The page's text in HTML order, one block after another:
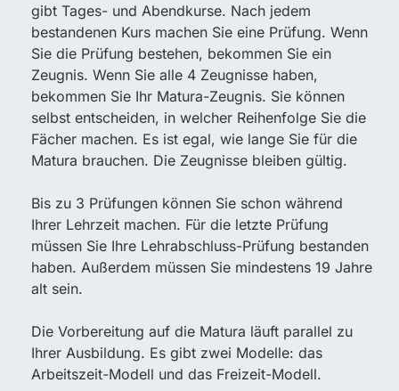
gibt Tages- und Abendkurse. Nach jedem
bestandenen Kurs machen Sie eine Prüfung. Wenn
Sie die Prüfung bestehen, bekommen Sie ein
Zeugnis. Wenn Sie alle 4 Zeugnisse haben,
bekommen Sie Ihr Matura-Zeugnis. Sie können
selbst entscheiden, in welcher Reihenfolge Sie die
Fächer machen. Es ist egal, wie lange Sie für die
Matura brauchen. Die Zeugnisse bleiben gültig.
Bis zu 3 Prüfungen können Sie schon während
Ihrer Lehrzeit machen. Für die letzte Prüfung
müssen Sie Ihre Lehrabschluss-Prüfung bestanden
haben. Außerdem müssen Sie mindestens 19 Jahre
alt sein.
Die Vorbereitung auf die Matura läuft parallel zu
Ihrer Ausbildung. Es gibt zwei Modelle: das
Arbeitszeit-Modell und das Freizeit-Modell.